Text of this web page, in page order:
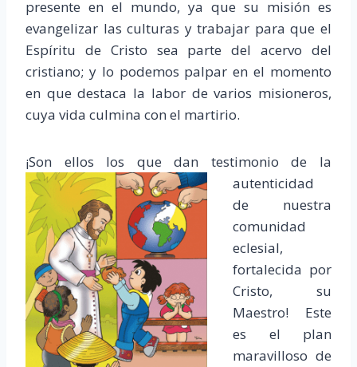
presente en el mundo, ya que su misión es
evangelizar las culturas y trabajar para que el
Espíritu de Cristo sea parte del acervo del
cristiano; y lo podemos palpar en el momento
en que destaca la labor de varios misioneros,
cuya vida culmina con el martirio.
¡Son ellos los que dan testimonio de la
autenticidad
de nuestra
comunidad
eclesial,
fortalecida por
Cristo, su
Maestro! Este
es el plan
maravilloso de